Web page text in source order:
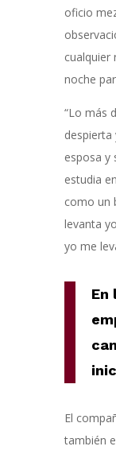
oficio
cualquier
noche
“Lo más
despierta
esposa y
estudia
como un
levanta
yo me
En
El
también